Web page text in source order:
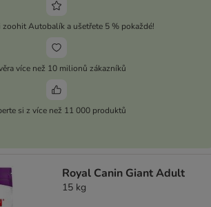
Autobalík a ušetřete 5 % pokaždé!
více než 10 milionů zákazníků
si z více než 11 000 produktů
Royal Canin Giant Adult
15 kg